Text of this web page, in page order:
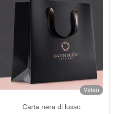
Video
Carta nera di lusso